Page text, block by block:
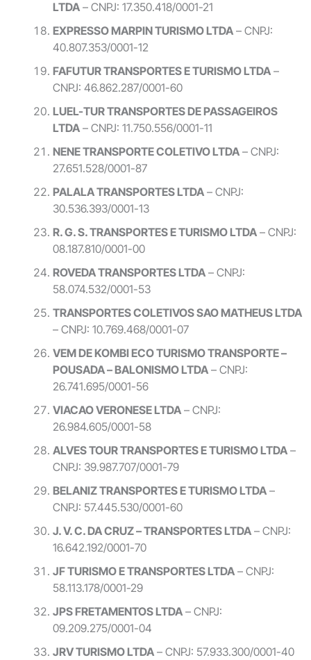
LTDA– CNPJ: 17.350.418/0001-21
EXPRESSO MARPIN TURISMO LTDA– CNPJ:
40.807.353/0001-12
FAFUTUR TRANSPORTES E TURISMO LTDA–
CNPJ: 46.862.287/0001-60
LUEL-TUR TRANSPORTES DE PASSAGEIROS
LTDA– CNPJ: 11.750.556/0001-11
NENE TRANSPORTE COLETIVO LTDA– CNPJ:
27.651.528/0001-87
PALALA TRANSPORTES LTDA– CNPJ:
30.536.393/0001-13
R. G. S. TRANSPORTES E TURISMO LTDA– CNPJ:
08.187.810/0001-00
ROVEDA TRANSPORTES LTDA– CNPJ:
58.074.532/0001-53
TRANSPORTES COLETIVOS SAO MATHEUS LTDA
– CNPJ: 10.769.468/0001-07
VEM DE KOMBI ECO TURISMO TRANSPORTE –
POUSADA – BALONISMO LTDA– CNPJ:
26.741.695/0001-56
VIACAO VERONESE LTDA– CNPJ:
26.984.605/0001-58
ALVES TOUR TRANSPORTES E TURISMO LTDA–
CNPJ: 39.987.707/0001-79
BELANIZ TRANSPORTES E TURISMO LTDA–
CNPJ: 57.445.530/0001-60
J. V. C. DA CRUZ – TRANSPORTES LTDA– CNPJ:
16.642.192/0001-70
JF TURISMO E TRANSPORTES LTDA– CNPJ:
58.113.178/0001-29
JPS FRETAMENTOS LTDA– CNPJ:
09.209.275/0001-04
JRV TURISMO LTDA– CNPJ: 57.933.300/0001-40